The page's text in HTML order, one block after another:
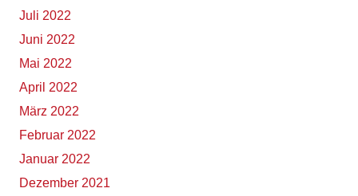
Juli 2022
Juni 2022
Mai 2022
April 2022
März 2022
Februar 2022
Januar 2022
Dezember 2021